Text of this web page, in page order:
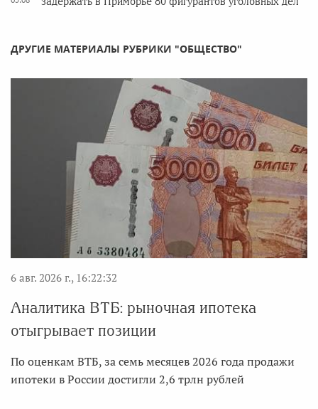
ДРУГИЕ МАТЕРИАЛЫ РУБРИКИ "ОБЩЕСТВО"
6 авг. 2026 г., 16:22:32
Аналитика ВТБ: рыночная ипотека
отыгрывает позиции
По оценкам ВТБ, за семь месяцев 2026 года продажи
ипотеки в России достигли 2,6 трлн рублей